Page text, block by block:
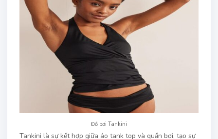
Đồ bơi Tankini
Tankini là sự kết hợp giữa áo tank top và quần bơi, tạo sự